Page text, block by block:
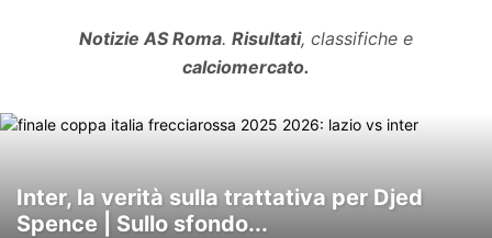
Notizie AS Roma. Risultati, classifiche e
calciomercato.
Inter, la verità sulla trattativa per Djed
Spence | Sullo sfondo...